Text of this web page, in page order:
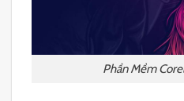
Phần Mềm